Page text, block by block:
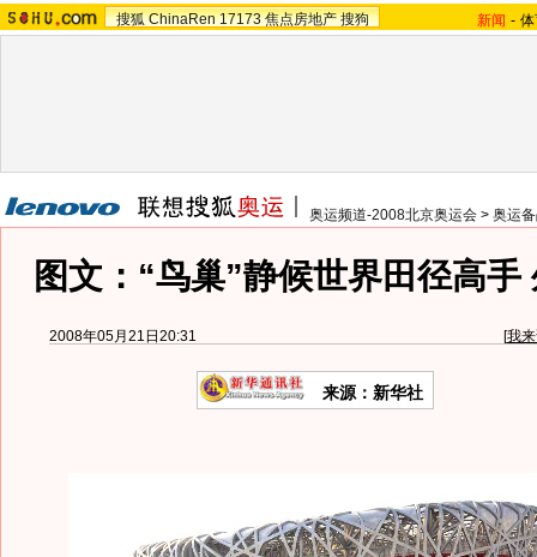
搜狐 ChinaRen 17173 焦点房地产 搜狗 新闻 -
奥运频道-2008北京奥运会 > 奥运
图文：“鸟巢”静候世界田径高手
2008年05月21日20:31 [我
来源：新华社